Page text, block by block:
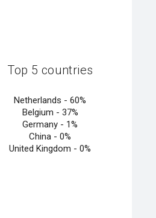
Top 5 countries
Netherlands -60%
Belgium - 37%
Germany - 1%
China -0%
United Kingdom -0%